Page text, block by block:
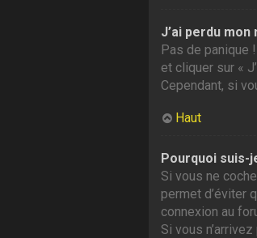
J’ai perdu
Pas de panique
et cliquer sur «
Cependant, si
Haut
Pourquoi suis-
Si vous ne
permet d’éviter
connexion au
Si vous